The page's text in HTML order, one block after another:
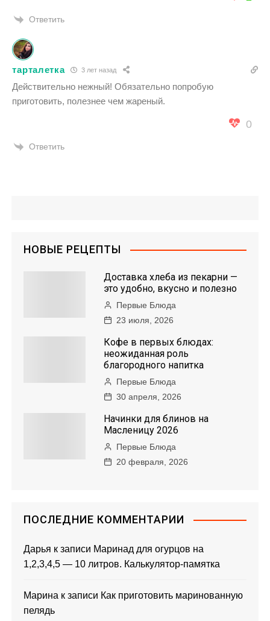
Ответить
тарталетка 3 лет назад
Действительно нежный! Обязательно попробую
приготовить, полезнее чем жареный.
0
Ответить
НОВЫЕ РЕЦЕПТЫ
Доставка хлеба из пекарни —
это удобно, вкусно и полезно
Первые Блюда
23 июля, 2026
Кофе в первых блюдах:
неожиданная роль
благородного напитка
Первые Блюда
30 апреля, 2026
Начинки для блинов на
Масленицу 2026
Первые Блюда
20 февраля, 2026
ПОСЛЕДНИЕ КОММЕНТАРИИ
Дарья к записи Маринад для огурцов на
1,2,3,4,5 — 10 литров. Калькулятор-памятка
Марина к записи Как приготовить маринованную
пелядь